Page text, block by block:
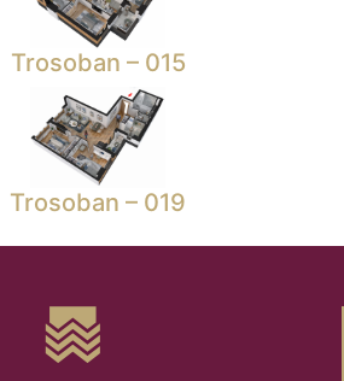
Trosoban – 015
Trosoban – 019